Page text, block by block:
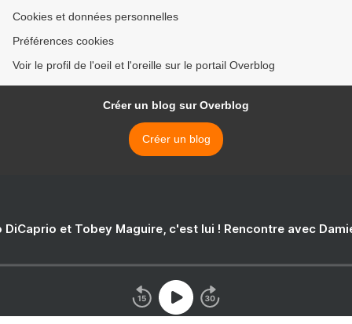
Cookies et données personnelles
Préférences cookies
Voir le profil de l'oeil et l'oreille sur le portail Overblog
Créer un blog sur Overblog
Créer un blog
DiCaprio et Tobey Maguire, c'est lui ! Rencontre avec